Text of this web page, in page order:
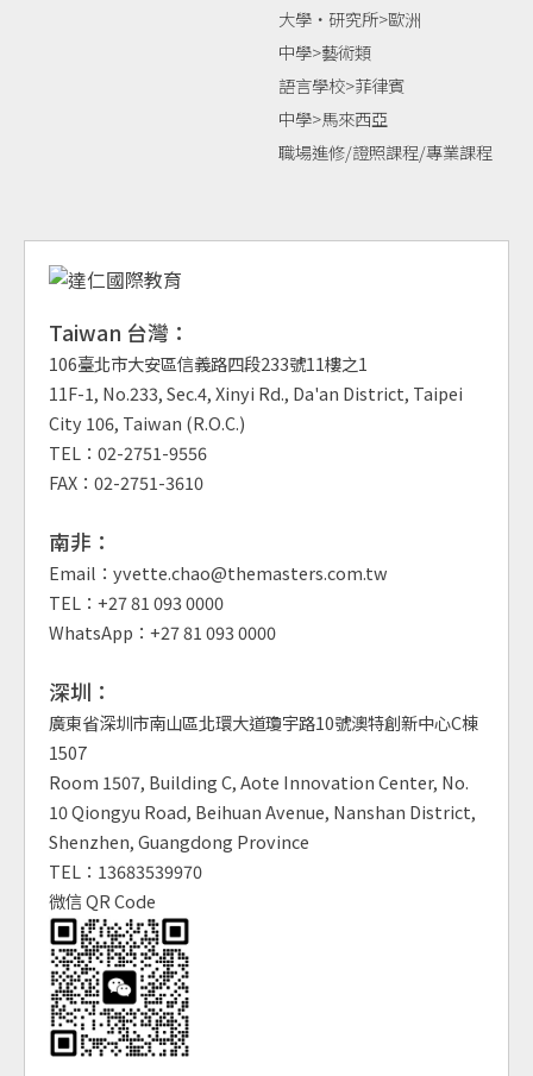
大學‧研究所>歐洲
中學>藝術類
語言學校>菲律賓
中學>馬來西亞
職場進修/證照課程/專業課程
Taiwan 台灣：
106臺北市大安區信義路四段233號11樓之1
11F-1, No.233, Sec.4, Xinyi Rd., Da'an District, Taipei
City 106, Taiwan (R.O.C.)
TEL：02-2751-9556
FAX：02-2751-3610
南非：
Email：yvette.chao@themasters.com.tw
TEL：+27 81 093 0000
WhatsApp：+27 81 093 0000
深圳：
廣東省深圳市南山區北環大道瓊宇路10號澳特創新中心C棟
1507
Room 1507, Building C, Aote Innovation Center, No.
10 Qiongyu Road, Beihuan Avenue, Nanshan District,
Shenzhen, Guangdong Province
TEL：13683539970
微信 QR Code